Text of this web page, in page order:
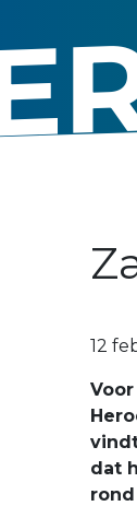
12
dat